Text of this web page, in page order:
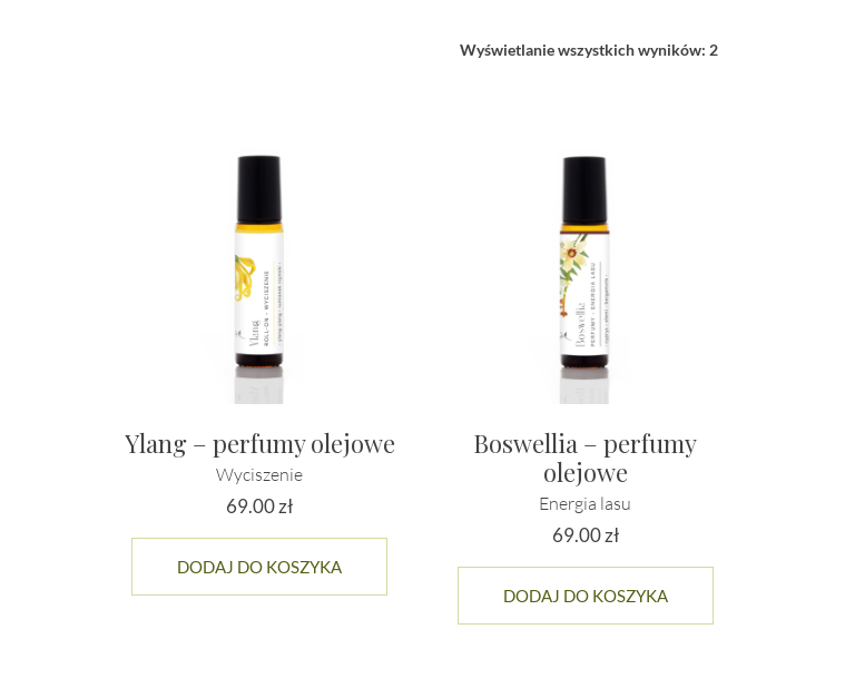
Wyświetlanie wszystkich wyników: 2
Ylang – perfumy olejowe
Wyciszenie
69.00zł
DODAJ DO KOSZYKA
Boswellia – perfumy
olejowe
Energia lasu
69.00zł
DODAJ DO KOSZYKA